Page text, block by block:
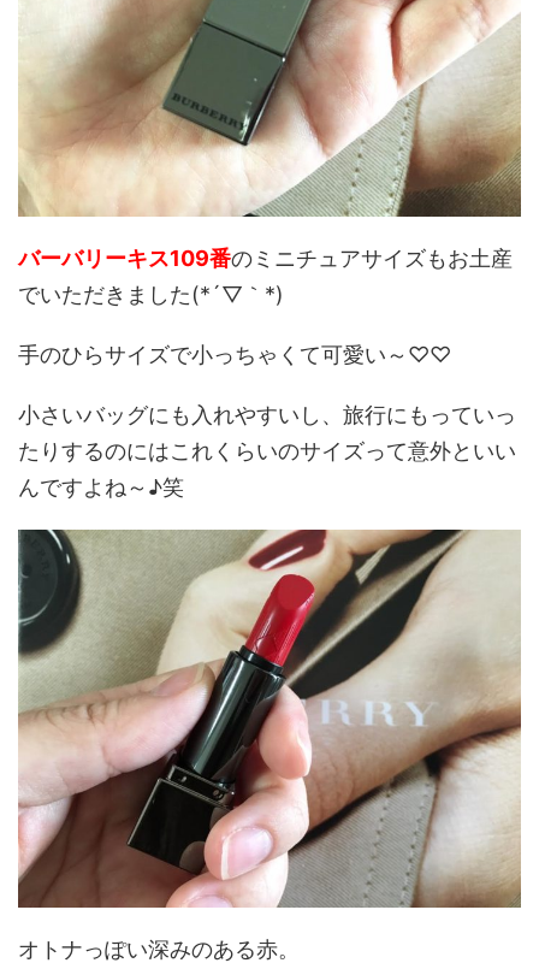
バーバリーキス109番のミニチュアサイズもお土産
でいただきました(*´▽｀*)
手のひらサイズで小っちゃくて可愛い～♡♡
小さいバッグにも入れやすいし、旅行にもっていっ
たりするのにはこれくらいのサイズって意外といい
んですよね～♪笑
オトナっぽい深みのある赤。